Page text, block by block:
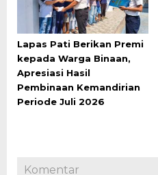
Lapas Pati Berikan Premi
kepada Warga Binaan,
Apresiasi Hasil
Pembinaan Kemandirian
Periode Juli 2026
Komentar